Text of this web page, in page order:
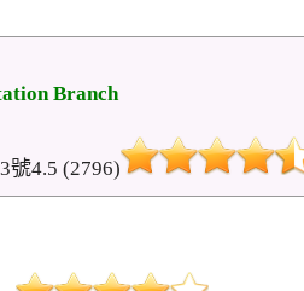
Branch
號4.5 (2796)